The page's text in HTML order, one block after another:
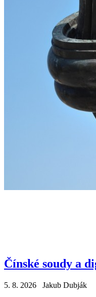
Čínské soudy a
5. 8. 2026 Jakub Dubják